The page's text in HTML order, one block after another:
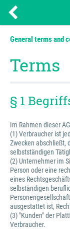
General terms and
Terms
§ 1
Im Rahmen dieser
(1) Verbraucher ist
Zwecken abschließt,
selbstständigen
(2) Unternehmer im
Person oder eine
eines
selbständigen
ausgestattet ist,
(3) "Kunden" der
Verbraucher.